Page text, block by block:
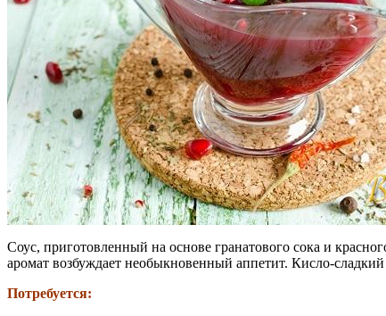
Соус, приготовленный на основе гранатового сока и
аромат возбуждает необыкновенный аппетит. Кисло-
Потребуется: